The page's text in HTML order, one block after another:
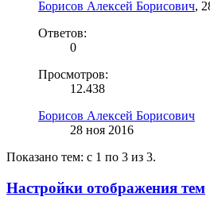
Борисов Алексей Борисович,
Ответов:
0
Просмотров:
12.438
Борисов Алексей Борисович
28 ноя 2016
Показано тем: с 1 по 3 из 3.
Настройки отображения тем